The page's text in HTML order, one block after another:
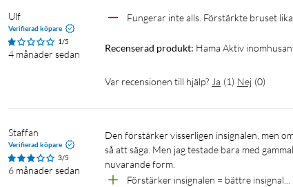
Ulf
Verifierad köpare
1/5
4 månader sedan
Fungerar inte alls. Förstärkte bruset
Recenserad produkt: Hama Aktiv
Var recensionen till hjälp? Ja (1) Nej (0)
Staffan
Verifierad köpare
3/5
6 månader sedan
Den förstärker visserligen insignalen, men om signalen har störningar blir störningarna också starkare... S--t in och s--t ut
så att säga. Men jag testade bara med
nuvarande form.
Förstärker insignalen = bättre insignal...